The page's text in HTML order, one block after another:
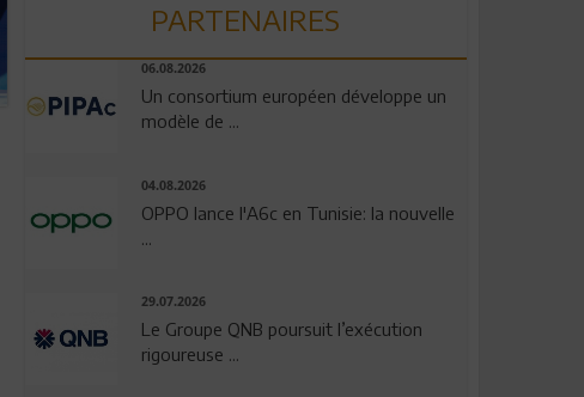
PARTENAIRES
06.08.2026
Un consortium européen développe un
modèle de ...
04.08.2026
OPPO lance l'A6c en Tunisie: la nouvelle
...
29.07.2026
Le Groupe QNB poursuit l’exécution
rigoureuse ...